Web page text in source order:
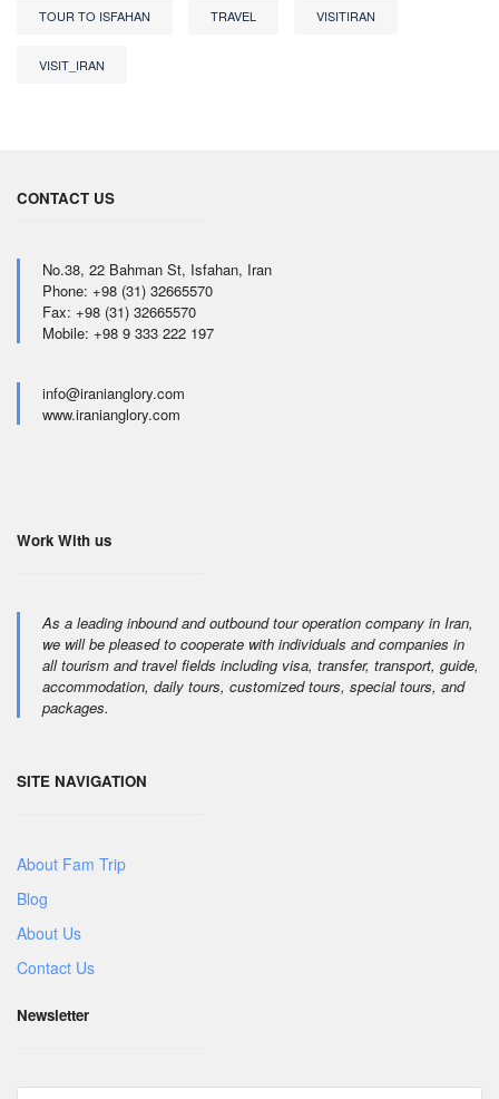
TOUR TO ISFAHAN TRAVEL VISITIRAN
VISIT_IRAN
CONTACT US
No.38, 22 Bahman St, Isfahan, Iran
Phone: +98 (31) 32665570
Fax: +98 (31) 32665570
Mobile: +98 9 333 222 197
info@iranianglory.com
www.iranianglory.com
Work With us
As a leading inbound and outbound tour operation company in Iran,
we will be pleased to cooperate with individuals and companies in
all tourism and travel fields including visa, transfer, transport, guide,
accommodation, daily tours, customized tours, special tours, and
packages.
SITE NAVIGATION
About Fam Trip
Blog
About Us
Contact Us
Newsletter